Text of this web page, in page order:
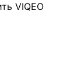
VIQEO